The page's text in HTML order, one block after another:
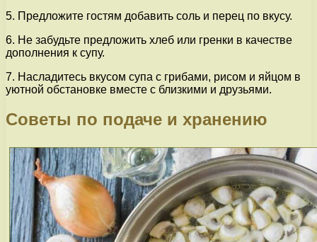
5. Предложите гостям добавить соль и перец по вкусу.
6. Не забудьте предложить хлеб или гренки в качестве
дополнения к супу.
7. Насладитесь вкусом супа с грибами, рисом и яйцом в
уютной обстановке вместе с близкими и друзьями.
Советы по подаче и хранению